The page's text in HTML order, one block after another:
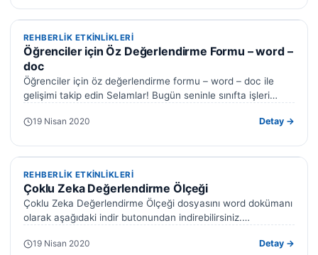
REHBERLIK ETKINLIKLERI
REHBERLIK ETKINLIKLERI
Öğrenciler için Öz Değerlendirme Formu – word –
doc
Öğrenciler için öz değerlendirme formu – word – doc ile
gelişimi takip edin Selamlar! Bugün seninle sınıfta işleri
19 Nisan 2020 Detay →
REHBERLIK ETKINLIKLERI
REHBERLIK ETKINLIKLERI
Çoklu Zeka Değerlendirme Ölçeği
Çoklu Zeka Değerlendirme Ölçeği dosyasını word dokümanı
olarak aşağıdaki indir butonundan indirebilirsiniz.
değerlendirme testini aşağıda bulabilirsiniz.…
19 Nisan 2020 Detay →